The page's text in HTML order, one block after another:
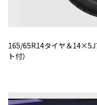
165/65R14タイヤ＆14×5J
ト付）